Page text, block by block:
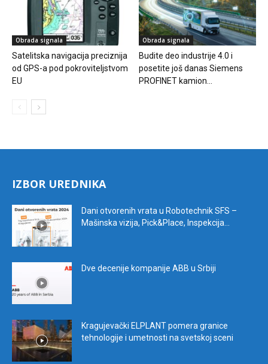
Obrada signala
Satelitska navigacija preciznija
od GPS-a pod pokroviteljstvom
EU
Obrada signala
Budite deo industrije 4.0 i
posetite još danas Siemens
PROFINET kamion...
IZBOR UREDNIKA
Dani otvorenih vrata u Robotechnik SFS –
Mašinska vizija, Pick&Place, Inspekcija...
Dve decenije kompanije ABB u Srbiji
Kragujevački ELPLANT pomera granice
tehnologije i umetnosti na svetskoj sceni